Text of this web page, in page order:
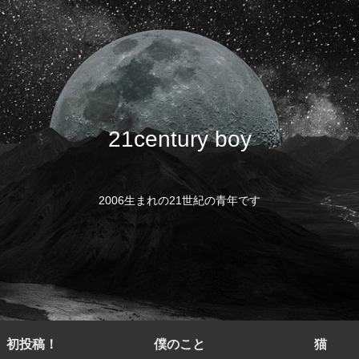
21century boy
2006生まれの21世紀の青年です
初投稿！ 僕のこと 猫